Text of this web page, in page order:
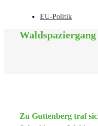
EU-Politik
Waldspaziergang
Zu Guttenberg traf